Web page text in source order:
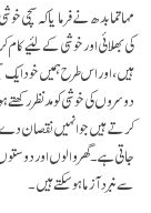
مہاتما بدھ نے فرمایا کہ
کی بھلائی اور خوشی کے لئیے
ہیں، اور اس طرح ہمیں خود
دوسروں کی خوشی کو مد نظر
کرتے ہیں جو انہیں نقصان
جاتی ہے۔ گھر والوں اور
سے نبرد آزما ہو سکتے ہیں۔